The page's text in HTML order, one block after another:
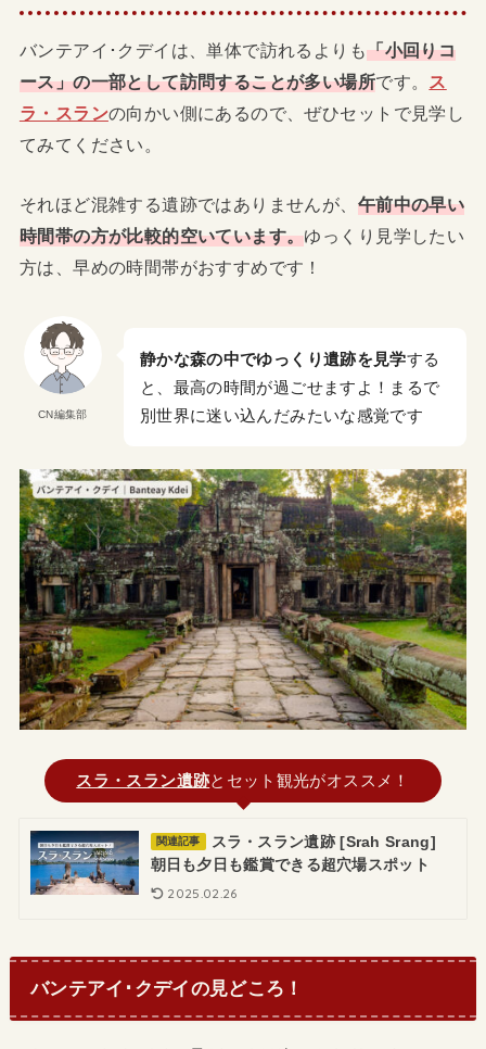
バンテアイ･クデイは、単体で訪れるよりも「小回りコ
ース」の一部として訪問することが多い場所です。 ス
ラ・スランの向かい側にあるので、ぜひセットで見学し
てみてください。
それほど混雑する遺跡ではありませんが、 午前中の早い
時間帯の方が比較的空いています。ゆっくり見学したい
方は、早めの時間帯がおすすめです！
CN編集部
静かな森の中でゆっくり遺跡を見学する
と、最高の時間が過ごせますよ！まるで
別世界に迷い込んだみたいな感覚です
スラ・スラン遺跡とセット観光がオススメ！
関連記事
スラ・スラン遺跡 [Srah Srang]
朝日も夕日も鑑賞できる超穴場スポット
2025.02.26
バンテアイ･クデイの見どころ！